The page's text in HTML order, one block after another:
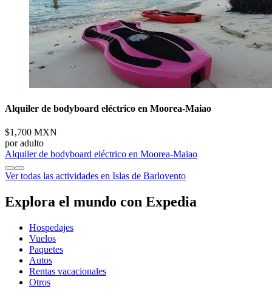
Alquiler de bodyboard eléctrico en Moorea-Maiao
$1,700 MXN
por adulto
Alquiler de bodyboard eléctrico en Moorea-Maiao
Ver todas las actividades en Islas de Barlovento
Explora el mundo con Expedia
Hospedajes
Vuelos
Paquetes
Autos
Rentas vacacionales
Otros